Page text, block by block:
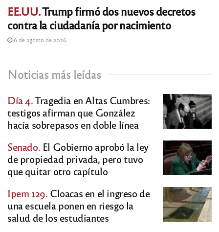
EE.UU.Trump firmó dos nuevos decretos
contra la ciudadanía por nacimiento
6 de agosto de 2026
Noticias más leídas
Día 4.Tragedia en Altas Cumbres:
testigos afirman que González
hacía sobrepasos en doble línea
Senado. El Gobierno aprobó la ley
de propiedad privada, pero tuvo
que quitar otro capítulo
Ipem 129. Cloacas en el ingreso de
una escuela ponen en riesgo la
salud de los estudiantes